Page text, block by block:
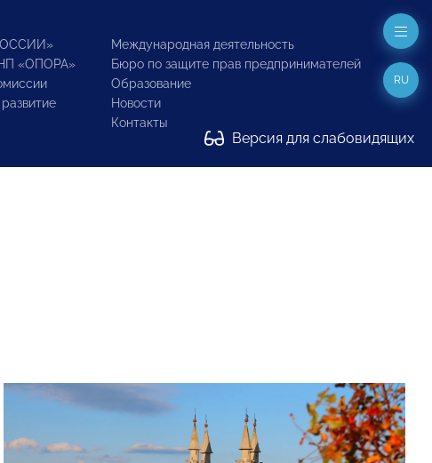
«ОПОРА»
Международная деятельность
Бюро по защите прав предпринимателей
Образование
Новости
Контакты
Версия для слабовидящих
RU